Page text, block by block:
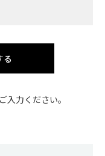
る
入力ください。